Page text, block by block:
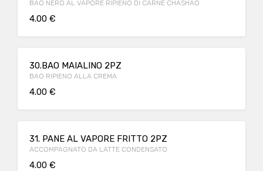
BAO NERO AL VAPORE RIPIENO DI CARNE CHASHAO
4.00 €
30.BAO MAIALINO 2PZ
BAO RIPIENO ALLA CREMA
4.00 €
31. PANE AL VAPORE FRITTO 2PZ
ACCOMPAGNATO DA LATTE CONDENSATO
4.00 €